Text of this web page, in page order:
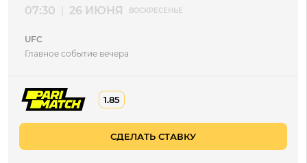
07:30 26 ИЮНЯ ВОСКРЕСЕНЬЕ
UFC
Главное событие вечера
1.85
СДЕЛАТЬ СТАВКУ